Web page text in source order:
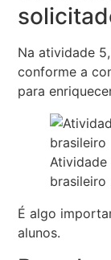
Na atividade
conforme a
para
brasileiro
É algo
alunos.